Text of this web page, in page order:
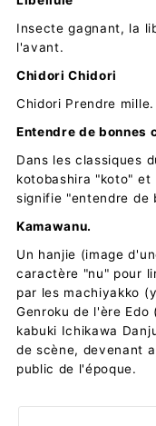
Insecte gagnant, la
l'avant.
Chidori Chidori
Chidori Prendre
Entendre de bonnes
Dans les classiques
kotobashira "koto" et
signifie "entendre de
Kamawanu.
Un hanjie (image
caractère "nu" pour
par les machiyakko
Genroku de l'ère
kabuki Ichikawa
de scène, devenant
public de l'époque.